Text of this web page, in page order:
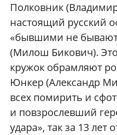
Полковник
настоящий русский
«бывшими не
(Милош Бикович).
кружок обрамляют
Юнкер (Александр
всех помирить и
и повзрослевший
удара», так за 13 лет